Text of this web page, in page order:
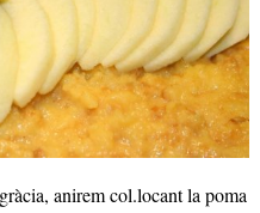
anirem col.locant la poma